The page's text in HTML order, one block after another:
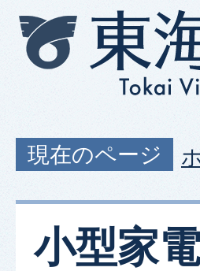
現在のページ
小型家